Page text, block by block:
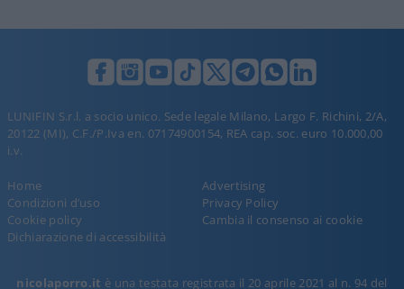
LUNIFIN S.r.l. a socio unico. Sede legale Milano, Largo F. Richini, 2/A,
20122 (MI), C.F./P.Iva en. 07174900154, REA cap. soc. euro 10.000,00
i.v.
Home
Advertising
Condizioni d’uso
Privacy Policy
Cookie policy
Cambia il consenso ai cookie
Dichiarazione di accessibilità
nicolaporro.it è una testata registrata il 20 aprile 2021 al n. 94 del